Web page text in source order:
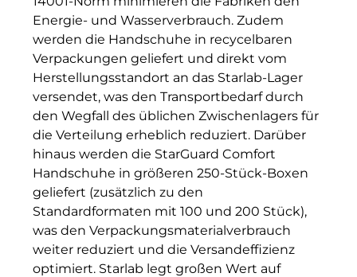
The Verse
United Benefits Holding
Sponsoring
Wealthcap
WEALTHCORE Investment Management
Wemolo
XPAY Group
ZielstattQuartier
Energie- und Wasserverbrauch. Zudem
werden die Handschuhe in recycelbaren
Verpackungen geliefert und direkt vom
Herstellungsstandort an das Starlab-Lager
versendet, was den Transportbedarf durch
den Wegfall des üblichen Zwischenlagers für
die Verteilung erheblich reduziert. Darüber
hinaus werden die StarGuard Comfort
Handschuhe in größeren 250-Stück-Boxen
geliefert (zusätzlich zu den
Standardformaten mit 100 und 200 Stück),
was den Verpackungsmaterialverbrauch
weiter reduziert und die Versandeffizienz
optimiert. Starlab legt großen Wert auf